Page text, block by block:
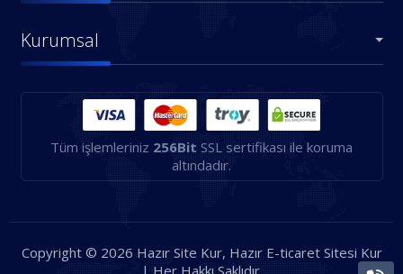
Kurumsal
Tüm işlemleriniz 256Bit SSL sertifikası ile koruma
altındadır.
Copyright © 2026 Hazır Site Kur, Hazır E-ticaret Sitesi Kur
| Her Hakkı Saklıdır.